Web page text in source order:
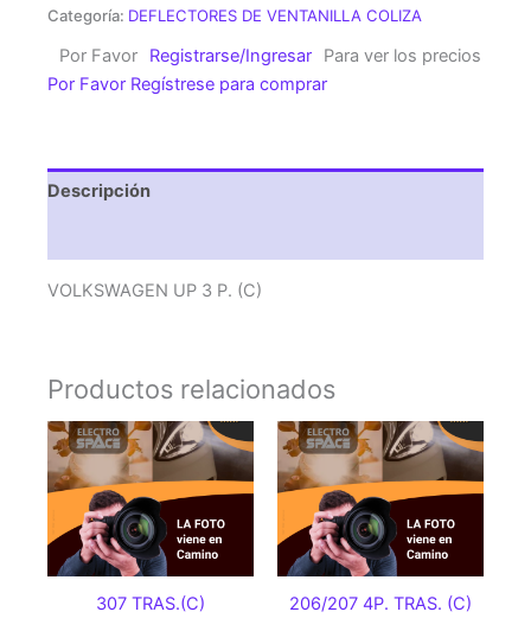
cantidad
Categoría: DEFLECTORES DE VENTANILLA COLIZA
Por Favor Registrarse/Ingresar
Para ver los precios
Por Favor Regístrese para comprar
Descripción
VOLKSWAGEN UP 3 P. (C)
Productos relacionados
307 TRAS.(C) 206/207 4P. TRAS. (C)